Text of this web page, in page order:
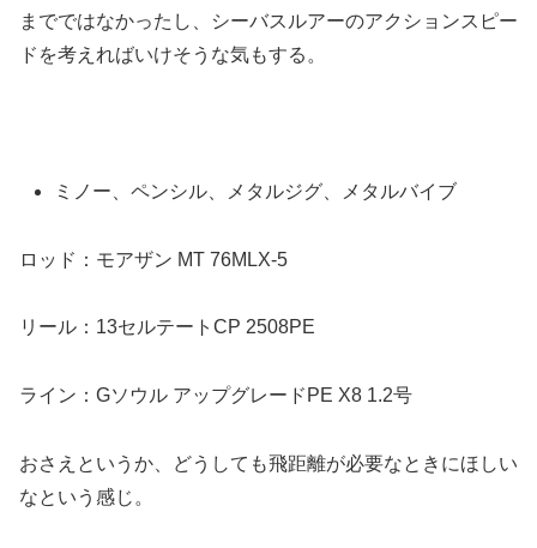
までではなかったし、シーバスルアーのアクションスピー
ドを考えればいけそうな気もする。
ミノー、ペンシル、メタルジグ、メタルバイブ
ロッド：モアザン MT 76MLX-5
リール：13セルテートCP 2508PE
ライン：Gソウル アップグレードPE X8 1.2号
おさえというか、どうしても飛距離が必要なときにほしい
なという感じ。